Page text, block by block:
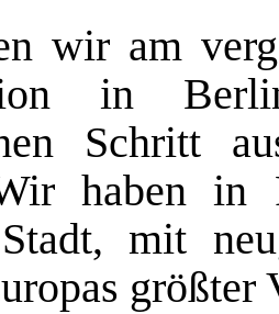
wir am
in
Schritt
haben in
mit
größter